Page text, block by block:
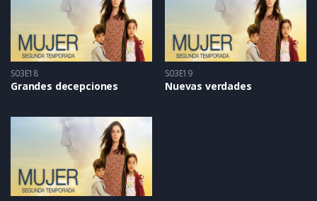
S03E18
Grandes decepciones
S03E19
Nuevas verdades